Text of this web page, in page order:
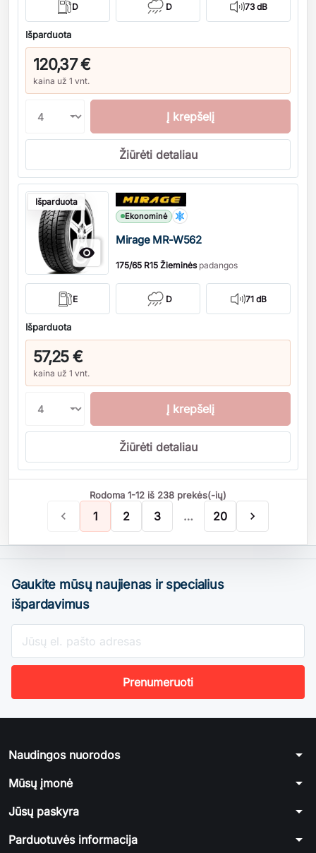
D D 73 dB
Išparduota
120,37 €
kaina už 1 vnt.
Į krepšelį
Žiūrėti detaliau
Išparduota

Ekonominė
Mirage MR-W562
175/65 R15 Žieminėspadangos
E D 71 dB
Išparduota
57,25 €
kaina už 1 vnt.
Kiekis
Į krepšelį
Žiūrėti detaliau
Rodoma 1-12 iš 238 prekės(-ių)
 1 2 3 … 20 
Gaukite mūsų naujienas ir specialius
išpardavimus
Naudingos nuorodos arrow_drop_down
Mūsų įmonė arrow_drop_down
Jūsų paskyra arrow_drop_down
Parduotuvės informacija arrow_drop_down